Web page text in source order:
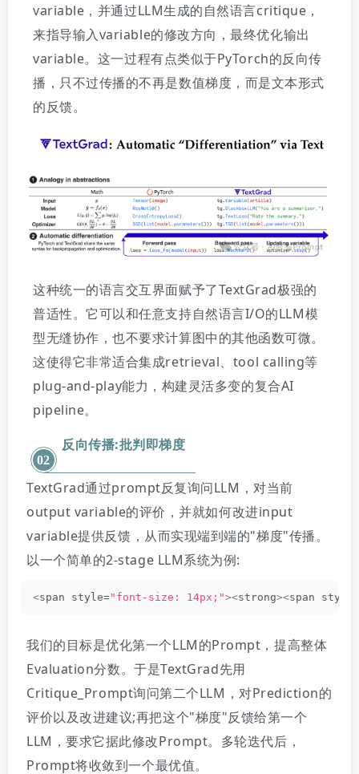
variable，并通过LLM生成的自然语言critique，
来指导输入variable的修改方向，最终优化输出
variable。 这一过程有点类似于PyTorch的反向传
播，只不过传播的不再是数值梯度，而是文本形式
的反馈。
这种统一的语言交互界面赋予了TextGrad极强的
普适性。它可以和任意支持自然语言I/O的LLM模
型无缝协作，也不要求计算图中的其他函数可微。
这使得它非常适合集成retrieval、tool calling等
plug-and-play能力，构建灵活多变的复合AI
pipeline。
反向传播:批判即梯度
02
TextGrad通过prompt反复询问LLM，对当前
output variable的评价，并就如何改进input
variable提供反馈，从而实现端到端的"梯度"传播。
以一个简单的2-stage LLM系统为例:
<span style="font-size: 14px;"><strong><span style=
我们的目标是优化第一个LLM的Prompt，提高整体
Evaluation分数。于是TextGrad先用
Critique_Prompt询问第二个LLM，对Prediction的
评价以及改进建议;再把这个"梯度"反馈给第一个
LLM，要求它据此修改Prompt。多轮迭代后，
Prompt将收敛到一个最优值。